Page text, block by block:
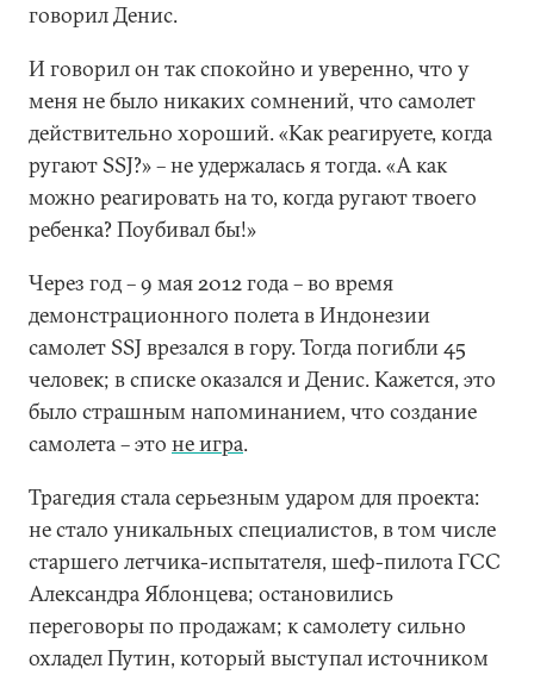
говорил Денис.
И говорил он так спокойно и уверенно, что у
меня не было никаких сомнений, что самолет
действительно хороший. «Как реагируете, когда
ругают SSJ?» – не удержалась я тогда. «А как
можно реагировать на то, когда ругают твоего
ребенка? Поубивал бы!»
Через год – 9 мая 2012 года – во время
демонстрационного полета в Индонезии
самолет SSJ врезался в гору. Тогда погибли 45
человек; в списке оказался и Денис. Кажется, это
было страшным напоминанием, что создание
самолета – это не игра.
Трагедия стала серьезным ударом для проекта:
не стало уникальных специалистов, в том числе
старшего летчика-испытателя, шеф-пилота ГСС
Александра Яблонцева; остановились
переговоры по продажам; к самолету сильно
охладел Путин, который выступал источником